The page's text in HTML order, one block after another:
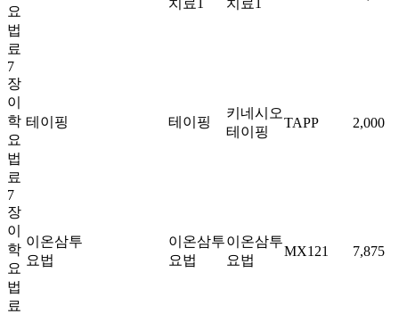
요
법
료
7
장
이
학
요
법
료
테이핑 테이핑
키네시오
테이핑
TAPP 2,000
7
장
이
학
요
법
료
이온삼투
요법
이온삼투
요법
이온삼투
요법
MX121 7,875